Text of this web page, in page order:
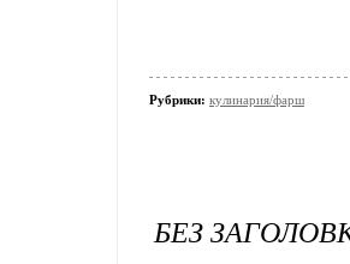
Рубрики: кулинария/фарш
БЕЗ